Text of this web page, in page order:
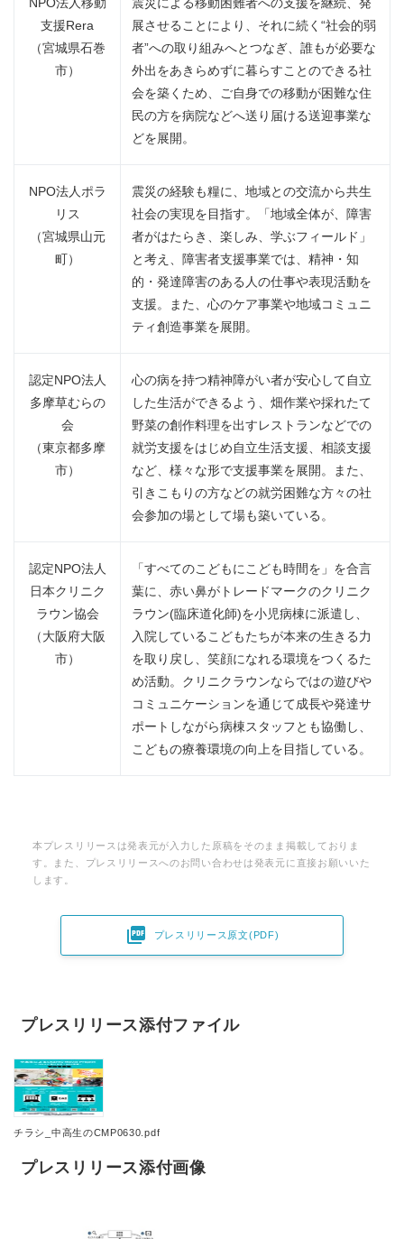
支援Rera
（宮城県石巻
市）
展させることにより、それに続く“社会的弱
者”への取り組みへとつなぎ、誰もが必要な
外出をあきらめずに暮らすことのできる社
会を築くため、ご自身での移動が困難な住
民の方を病院などへ送り届ける送迎事業な
どを展開。
NPO法人ポラ
リス
（宮城県山元
町）
震災の経験も糧に、地域との交流から共生
社会の実現を目指す。「地域全体が、障害
者がはたらき、楽しみ、学ぶフィールド」
と考え、障害者支援事業では、精神・知
的・発達障害のある人の仕事や表現活動を
支援。また、心のケア事業や地域コミュニ
ティ創造事業を展開。
認定NPO法人
多摩草むらの
会
（東京都多摩
市）
心の病を持つ精神障がい者が安心して自立
した生活ができるよう、畑作業や採れたて
野菜の創作料理を出すレストランなどでの
就労支援をはじめ自立生活支援、相談支援
など、様々な形で支援事業を展開。また、
引きこもりの方などの就労困難な方々の社
会参加の場として場も築いている。
認定NPO法人
日本クリニク
ラウン協会
（大阪府大阪
市）
「すべてのこどもにこども時間を」を合言
葉に、赤い鼻がトレードマークのクリニク
ラウン(臨床道化師)を小児病棟に派遣し、
入院しているこどもたちが本来の生きる力
を取り戻し、笑顔になれる環境をつくるた
め活動。クリニクラウンならではの遊びや
コミュニケーションを通じて成長や発達サ
ポートしながら病棟スタッフとも協働し、
こどもの療養環境の向上を目指している。
本プレスリリースは発表元が入力した原稿をそのまま掲載しておりま
す。また、プレスリリースへのお問い合わせは発表元に直接お願いいた
します。
 プレスリリース原文(PDF)
プレスリリース添付ファイル
チラシ_中高生のCMP0630.pdf
プレスリリース添付画像